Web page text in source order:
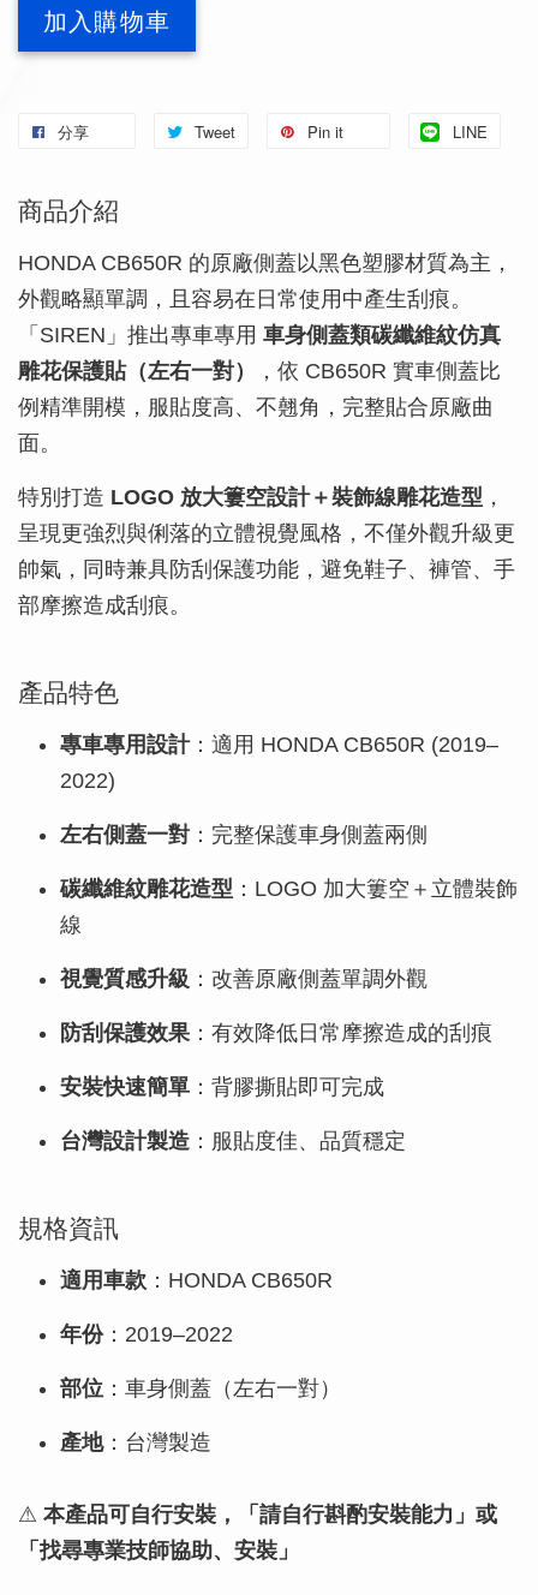
加入購物車
分享 Tweet Pin it LINE
商品介紹
HONDA CB650R 的原廠側蓋以黑色塑膠材質為主，
外觀略顯單調，且容易在日常使用中產生刮痕。
「SIREN」推出專車專用 車身側蓋類碳纖維紋仿真
雕花保護貼（左右一對）
，依 CB650R 實車側蓋比
例精準開模，服貼度高、不翹角，完整貼合原廠曲
面。
特別打造 LOGO 放大簍空設計＋裝飾線雕花造型 ，
呈現更強烈與俐落的立體視覺風格，不僅外觀升級更
帥氣，同時兼具防刮保護功能，避免鞋子、褲管、手
部摩擦造成刮痕。
產品特色
專車專用設計：適用 HONDA CB650R (2019–
2022)
左右側蓋一對 ：完整保護車身側蓋兩側
碳纖維紋雕花造型 ：LOGO 加大簍空＋立體裝飾
線
視覺質感升級 ：改善原廠側蓋單調外觀
防刮保護效果：有效降低日常摩擦造成的刮痕
安裝快速簡單 ：背膠撕貼即可完成
台灣設計製造 ：服貼度佳、品質穩定
規格資訊
適用車款 ：HONDA CB650R
年份：2019–2022
部位 ：車身側蓋（左右一對）
產地：台灣製造
⚠ 本產品可自行安裝，「請自行斟酌安裝能力」或
「找尋專業技師協助、安裝」